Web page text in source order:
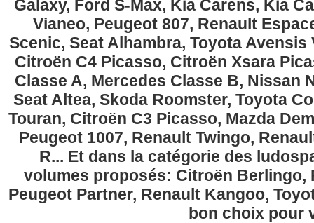
Galaxy, Ford S-Max, Kia Carens, Kia
Vianeo, Peugeot 807, Renault
Scenic, Seat Alhambra, Toyota
Citroën C4 Picasso, Citroën Xsara
Classe A, Mercedes Classe B, Nissan
Seat Altea, Skoda Roomster, Toyota
Touran, Citroën C3 Picasso, Mazda
Peugeot 1007, Renault Twingo,
R... Et dans la catégorie des
volumes proposés: Citroën Berlingo,
Peugeot Partner, Renault Kangoo,
bon choix pour